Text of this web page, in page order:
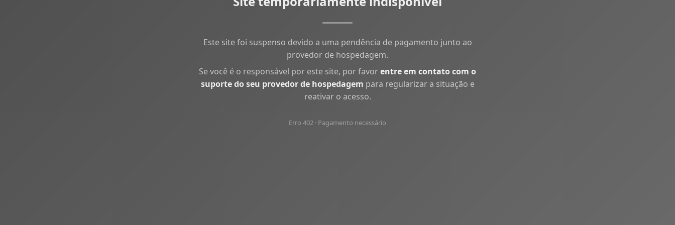
Este site foi suspenso devido a uma pendência de pagamento junto ao
provedor de hospedagem.
Se você é o responsável por este site, por favorentre em contato com o
suporte do seu provedor de hospedagem para regularizar a situação e
reativar o acesso.
Erro 402 · Pagamento necessário